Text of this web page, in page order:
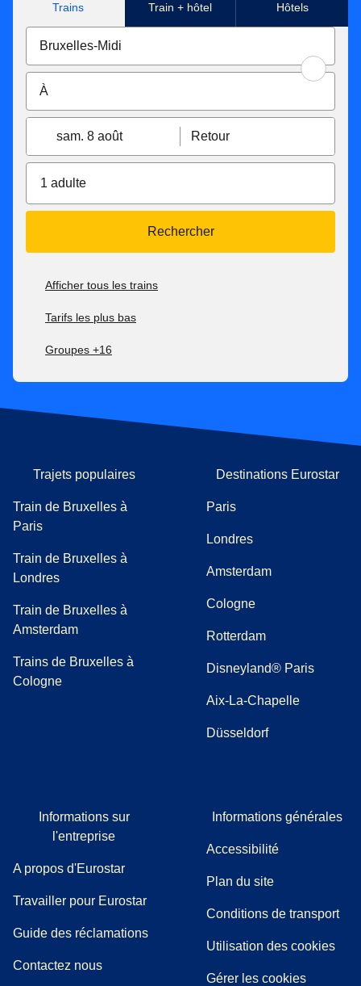
Trains Train + hôtel Hôtels
sam. 8 août Retour
1 adulte
Rechercher
Afficher tous les trains
Tarifs les plus bas
Groupes +16
Trajets populaires
Train de Bruxelles à
Paris
Train de Bruxelles à
Londres
Train de Bruxelles à
Amsterdam
Trains de Bruxelles à
Cologne
Destinations Eurostar
Paris
Londres
Amsterdam
Cologne
Rotterdam
Disneyland® Paris
Aix-La-Chapelle
Düsseldorf
Informations sur
l'entreprise
A propos d'Eurostar
Travailler pour Eurostar
Guide des réclamations((
Contactez nous
Informations générales
Accessibilité
Plan du site
Conditions de transport
Utilisation des cookies
Gérer les cookies